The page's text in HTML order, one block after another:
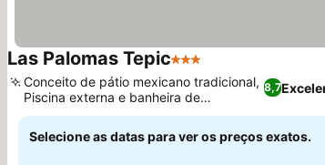
Las Palomas Tepic3 Estrelas
8,7
Conceito de pátio mexicano tradicional,
Piscina externa e banheira de
hidromassagem
Selecione as datas para ver os preços exatos.